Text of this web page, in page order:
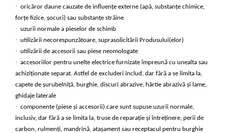
· oricăror daune cauzate de influențe externe (apă, substanțe chimice,
forțe fizice, șocuri) sau substanțe străine
· uzurii normale a pieselor de schimb
· utilizării necorespunzătoare, suprasolicitării Produsului(elor)
· utilizării de accesorii sau piese neomologate
· accesoriilor pentru unelte electrice furnizate împreună cu unealta sau
achiziționate separat. Astfel de excluderi includ, dar fără a se limita la,
capete de șurubelniță, burghie, discuri abrazive, hârtie abrazivă și lame,
ghidaje laterale
· componente (piese și accesorii) care sunt supuse uzurii normale,
inclusiv, dar fără a se limita la, truse de reparație și întreținere, perii de
carbon, rulmenți, mandrină, atașament sau receptacul pentru burghie